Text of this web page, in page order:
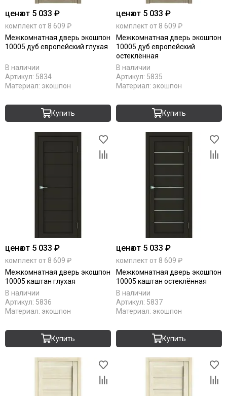
ценаот 5 033 ₽
комплект от 8 609 ₽
Межкомнатная дверь экошпон
10005 дуб европейский глухая
В наличии
Артикул: 5834
Материал: экошпон
Купить
ценаот 5 033 ₽
комплект от 8 609 ₽
Межкомнатная дверь экошпон
10005 дуб европейский
остеклённая
В наличии
Артикул: 5835
Материал: экошпон
Купить
ценаот 5 033 ₽
комплект от 8 609 ₽
Межкомнатная дверь экошпон
10005 каштан глухая
В наличии
Артикул: 5836
Материал: экошпон
Купить
ценаот 5 033 ₽
комплект от 8 609 ₽
Межкомнатная дверь экошпон
10005 каштан остеклённая
В наличии
Артикул: 5837
Материал: экошпон
Купить